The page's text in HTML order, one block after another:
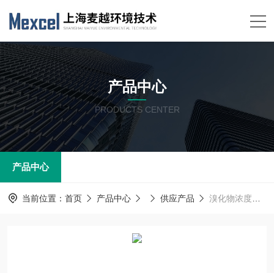
产品中心
PRODUCTS CENTER
产品中心
当前位置： 首页 产品中心 供应产品 溴化物浓度在线分析仪 光谱传感器管道式 检测仪 在线紫外浓度计